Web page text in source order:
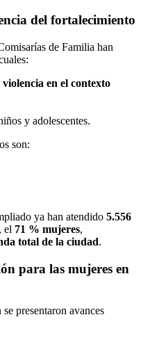
del fortalecimiento
de Familia han
en el contexto
y adolescentes.
son:
ya han atendido 5.556
el 71 % mujeres,
total de la ciudad.
para las mujeres en
presentaron avances